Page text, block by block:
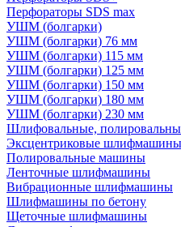
Перфораторы SDS max
УШМ (болгарки)
УШМ (болгарки) 76 мм
УШМ (болгарки) 115 мм
УШМ (болгарки) 125 мм
УШМ (болгарки) 150 мм
УШМ (болгарки) 180 мм
УШМ (болгарки) 230 мм
Шлифовальные,
Эксцентриковые шлифмашины
Полировальные машины
Ленточные шлифмашины
Вибрационные шлифмашины
Шлифмашины по бетону
Щеточные шлифмашины